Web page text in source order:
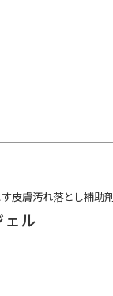
皮膚汚れ落とし補助剤
ル